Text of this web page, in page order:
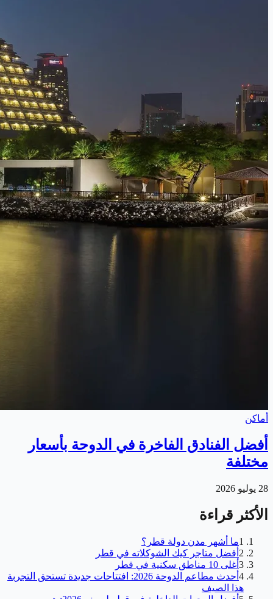
أماكن
أفضل الفنادق الفاخرة في الدوحة بأسعار
مختلفة
28 يوليو 2026
الأكثر قراءة
1ما أشهر مدن دولة قطر؟
2 أفضل متاجر كيك الشوكلاته في قطر
3 أغلى 10 مناطق سكنية في قطر
4
أحدث مطاعم الدوحة 2026: افتتاحات جديدة تستحق التجربة
هذا الصيف